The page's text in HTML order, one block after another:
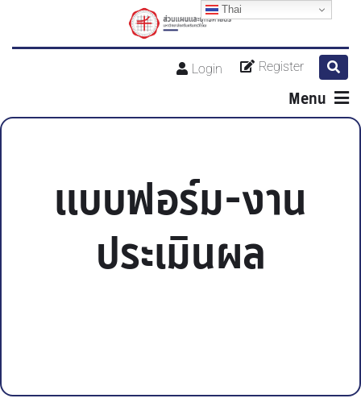
Register
Login
Menu
แบบฟอร์ม-งาน
ประเมินผล
Thai